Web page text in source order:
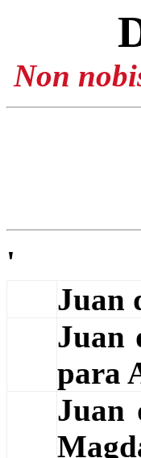
Non
'
Juan
Juan
para
Juan